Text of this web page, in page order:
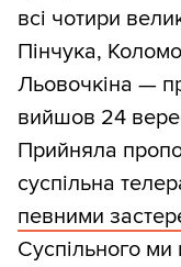
всі чотири
Пінчука,
Льовочкіна —
вийшов 24
Прийняла
суспільна
певними
Суспільного